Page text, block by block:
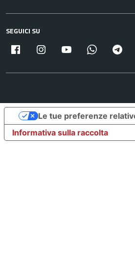
SEGUICI SU
Facebook Instagram Youtube Whatsapp
Informativa sulla raccolta
Le tue preferenze